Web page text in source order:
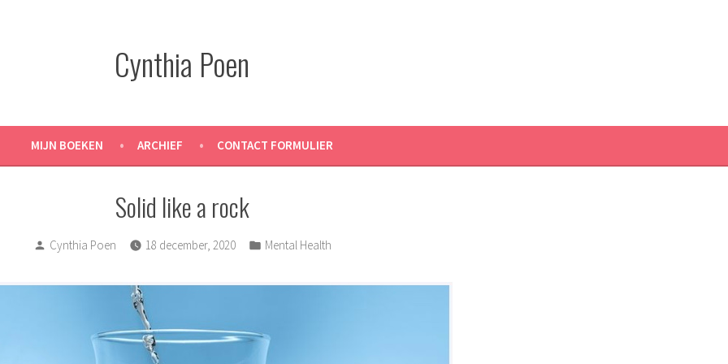
Cynthia Poen
MIJN BOEKEN ARCHIEF CONTACT FORMULIER
Solid like a rock
Posted
Cynthia Poen 18 december, 2020
Posted
Mental Health